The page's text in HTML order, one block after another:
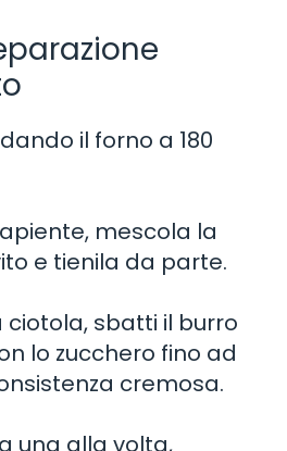
il forno a 180
mescola la
e tienila da parte.
ciotola, sbatti il burro
lo zucchero fino ad
cremosa.
una alla volta,